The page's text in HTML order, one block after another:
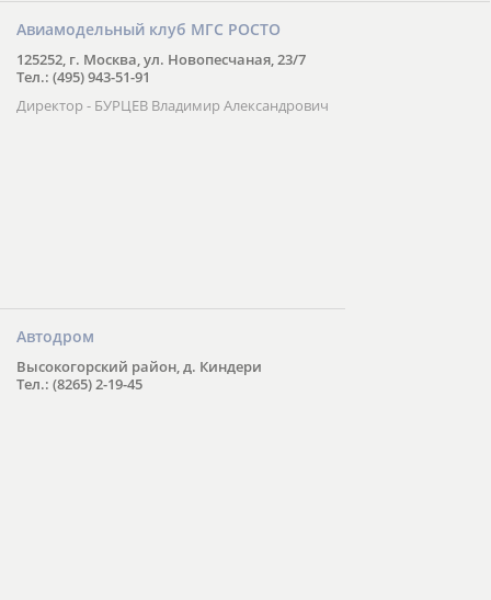
Авиамодельный клуб МГС РОСТО
125252, г. Москва, ул. Новопесчаная, 23/7
Тел.: (495) 943-51-91
Директор - БУРЦЕВ Владимир Александрович
Автодром
Высокогорский район, д. Киндери
Тел.: (8265) 2-19-45